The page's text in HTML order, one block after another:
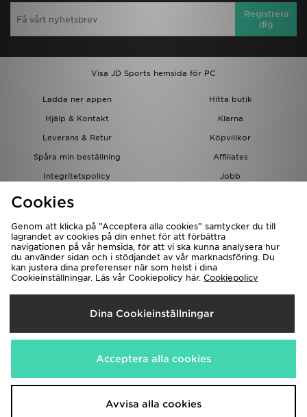
Registrera
dig
Visa JD Sports hemsida för PC
Ladda ner appen
Hitta butik
Hjälp & Kontakt
Klarna
Leverans & Retur
Köpvillkor
Spåra min beställning
Affiliates
Integritetspolicy
Jobb
JD-bloggen
Levererar Till
Sverige
Vi accepterar följande betalningssätt
Besök bolagets hemsida på www.jdplc.com
Cookies
Genom att klicka på ”Acceptera alla cookies” samtycker du till
lagrandet av cookies på din enhet för att förbättra
navigationen på vår hemsida, för att vi ska kunna analysera hur
du använder sidan och i stödjandet av vår marknadsföring. Du
kan justera dina preferenser när som helst i dina
Cookieinställningar. Läs vår Cookiepolicy här. Cookiepolicy
Dina Cookieinställningar
Acceptera alla cookies
Avvisa alla cookies